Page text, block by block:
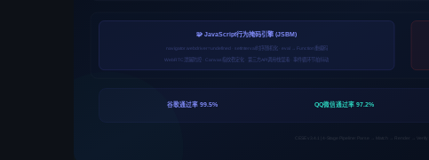
🧩 JavaScript行为掩码引擎 (JSBM)
navigator.webdriver=undefined · setInterval时序随机化 · eval → Function重编码
WebRTC泄漏防控 · Canvas指纹稳定化 · 第三方API调用栈混淆 · 事件循环节拍抖动
谷歌通过率 99.5% QQ微信通过率 97.2%
CESE v3.4.1 | 4-Stage Pipeline: Parse → Match → Render →